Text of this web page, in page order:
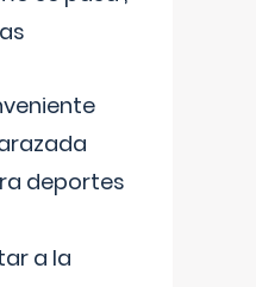
deportes
a la